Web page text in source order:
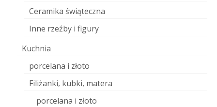
Ceramika świąteczna
Inne rzeźby i figury
Kuchnia
porcelana i złoto
Filiżanki, kubki, matera
porcelana i złoto